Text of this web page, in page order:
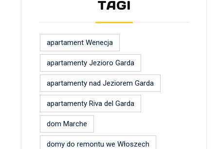
TAGI
apartament Wenecja
apartamenty Jezioro Garda
apartamenty nad Jeziorem Garda
apartamenty Riva del Garda
dom Marche
domy do remontu we Włoszech